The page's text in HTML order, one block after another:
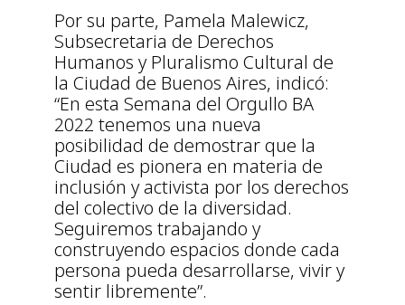
Por su parte, Pamela Malewicz,
Subsecretaria de Derechos
Humanos y Pluralismo Cultural de
la Ciudad de Buenos Aires, indicó:
“En esta Semana del Orgullo BA
2022 tenemos una nueva
posibilidad de demostrar que la
Ciudad es pionera en materia de
inclusión y activista por los derechos
del colectivo de la diversidad.
Seguiremos trabajando y
construyendo espacios donde cada
persona pueda desarrollarse, vivir y
sentir libremente”.